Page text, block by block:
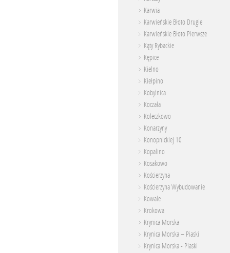
Karwia
Karwieńskie Błoto Drugie
Karwieńskie Błoto Pierwsze
Kąty Rybackie
Kępice
Kielno
Kiełpino
Kobylnica
Koczała
Koleczkowo
Konarzyny
Konopnickiej 10
Kopalino
Kosakowo
Kościerzyna
Kościerzyna Wybudowanie
Kowale
Krokowa
Krynica Morska
Krynica Morska – Piaski
Krynica Morska - Piaski